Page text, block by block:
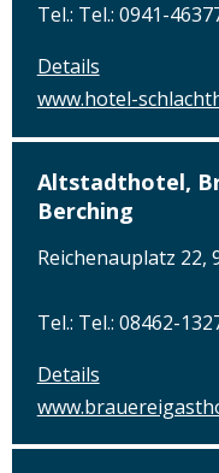
Tel.: Tel.: 0941-
Details
www.hotel-
Altstadthotel,
Berching
Reichenauplatz 22,
Tel.: Tel.: 08462-
Details